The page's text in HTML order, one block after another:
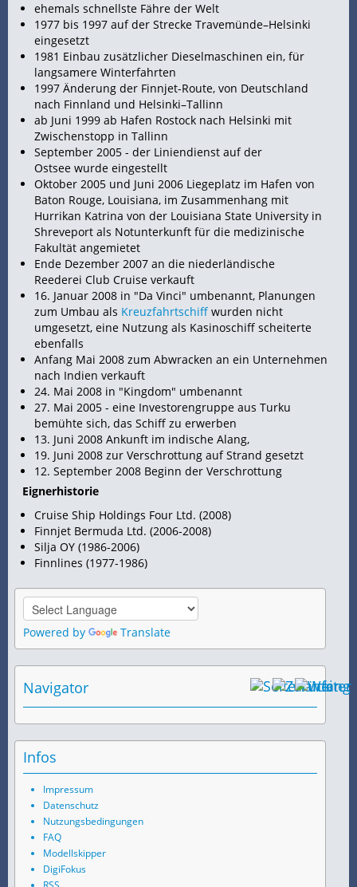
ehemals schnellste Fähre der Welt
1977 bis 1997 auf der Strecke Travemünde–Helsinki
eingesetzt
1981 Einbau zusätzlicher Dieselmaschinen ein, für
langsamere Winterfahrten
1997 Änderung der Finnjet-Route, von Deutschland
nach Finnland und Helsinki–Tallinn
ab Juni 1999 ab Hafen Rostock nach Helsinki mit
Zwischenstopp in Tallinn
September 2005 - der Liniendienst auf der
Ostsee wurde eingestellt
Oktober 2005 und Juni 2006 Liegeplatz im Hafen von
Baton Rouge, Louisiana, im Zusammenhang mit
Hurrikan Katrina von der Louisiana State University in
Shreveport als Notunterkunft für die medizinische
Fakultät angemietet
Ende Dezember 2007 an die niederländische
Reederei Club Cruise verkauft
16. Januar 2008 in "Da Vinci" umbenannt, Planungen
zum Umbau als Kreuzfahrtschiff wurden nicht
umgesetzt, eine Nutzung als Kasinoschiff scheiterte
ebenfalls
Anfang Mai 2008 zum Abwracken an ein Unternehmen
nach Indien verkauft
24. Mai 2008 in "Kingdom" umbenannt
27. Mai 2005 - eine Investorengruppe aus Turku
bemühte sich, das Schiff zu erwerben
13. Juni 2008 Ankunft im indische Alang,
19. Juni 2008 zur Verschrottung auf Strand gesetzt
12. September 2008 Beginn der Verschrottung
Eignerhistorie
Cruise Ship Holdings Four Ltd. (2008)
Finnjet Bermuda Ltd. (2006-2008)
Silja OY (1986-2006)
Finnlines (1977-1986)
Powered by Translate
Navigator
Infos
Impressum
Datenschutz
Nutzungsbedingungen
FAQ
Modellskipper
DigiFokus